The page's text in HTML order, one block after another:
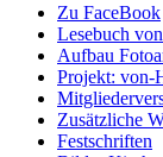
Zu FaceBook
Lesebuch
Aufbau
Projekt: von-
Zusätzliche
Festschriften